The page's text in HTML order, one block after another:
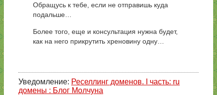
Обращусь к тебе, если не отправишь куда
подальше…
Более того, еще и консультация нужна будет,
как на него прикрутить хреновину одну…
Уведомление: Реселлинг доменов. I часть: ru
домены : Блог Молчуна